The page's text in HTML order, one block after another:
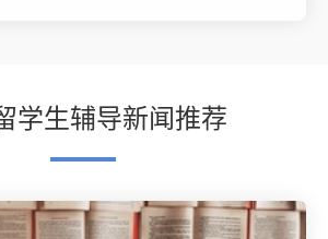
学生辅导新闻推荐